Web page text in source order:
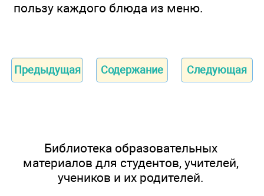
пользу каждого блюда из меню.
Предыдущая Содержание Следующая
Библиотека образовательных
материалов для студентов, учителей,
учеников и их родителей.